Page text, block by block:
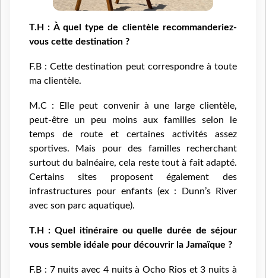
T.H : À quel type de clientèle recommanderiez-
vous cette destination ?
F.B : Cette destination peut correspondre à toute
ma clientèle.
M.C : Elle peut convenir à une large clientèle,
peut-être un peu moins aux familles selon le
temps de route et certaines activités assez
sportives. Mais pour des familles recherchant
surtout du balnéaire, cela reste tout à fait adapté.
Certains sites proposent également des
infrastructures pour enfants (ex : Dunn’s River
avec son parc aquatique).
T.H : Quel itinéraire ou quelle durée de séjour
vous semble idéale pour découvrir la Jamaïque ?
F.B : 7 nuits avec 4 nuits à Ocho Rios et 3 nuits à